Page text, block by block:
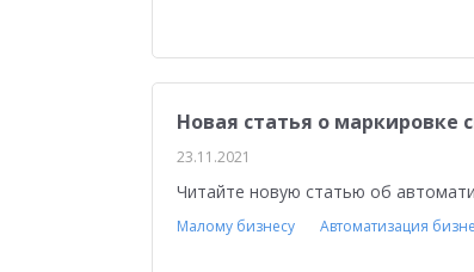
Новая статья о маркировке
23.11.2021
Читайте новую статью об
Малому бизнесу Автоматизация